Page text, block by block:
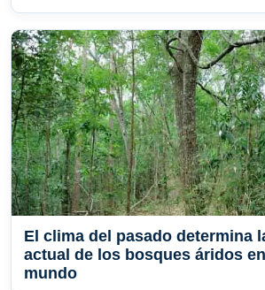
El clima del pasado determina
actual de los bosques áridos
mundo